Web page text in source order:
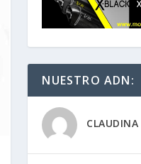
NUESTRO ADN:
CLAUDINA